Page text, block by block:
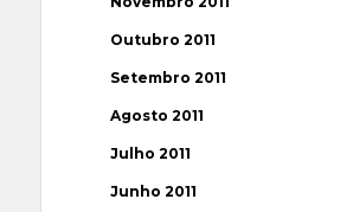
Outubro 2011
Setembro 2011
Agosto 2011
Julho 2011
Junho 2011